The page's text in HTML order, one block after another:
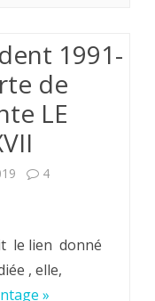
1991-
de
LE
4
le lien donné
dédiée , elle,
»